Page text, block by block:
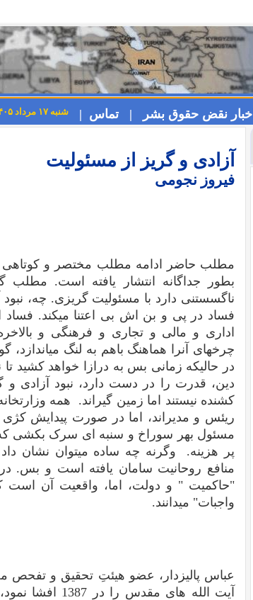
اخبار نقض حقوق بشر | تماس | شنبه ۱۷ مرداد ۱۴۰۵ / Saturday 8th August 2026
آزادی و گریز از مسئولیت
فیروز نجومی
مطلب حاضر ادامه مطلب مختصر و
بطور جداگانه انتشار یافته است. مطلب
ناگسستنی دارد با مسئولیت گریزی. چه،
فساد در پی و بن اش بی اعتنا میکند. فساد
اداری و مالی و تجاری و فرهنگی و
چرخهای آنرا هماهنگ باهم به لنگ
در حالیکه زمانی بس به درازا خواهد کشید
دین، قدرت را در دست دارد، نبود آزادی
کشنده نیستند اما زمین گیراند. همه
ریئس و مدیراند، اما در صورت پیدایش
مسئول بهر سوراخ و سنبه ای سرک بکشی
پر هزینه. وگرنه چه ساده میتوان نشان
منافع روحانیت سامان یافته است و
"حاکمیت " و دولت، اما، واقعیت آن است
واجبات" میدانند.
عباس پالیزدار، عضو هیئتِ تحقیق و
آیت الله های